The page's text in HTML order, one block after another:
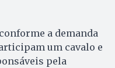
a demanda
um cavalo e
pela